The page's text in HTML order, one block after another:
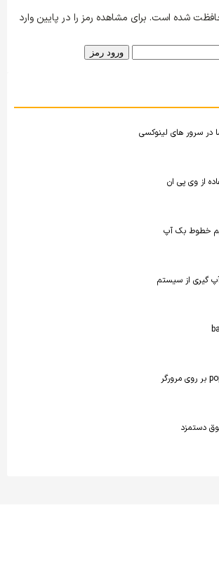
شده است. برای مشاهده رمز را در پایین وارد
در سرور های لینوکسی
از وی پی ان
خطوط بک آپ
گیری از سیستم
دستمزد